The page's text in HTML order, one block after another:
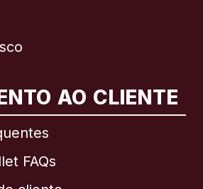
AO CLIENTE
FAQs
English